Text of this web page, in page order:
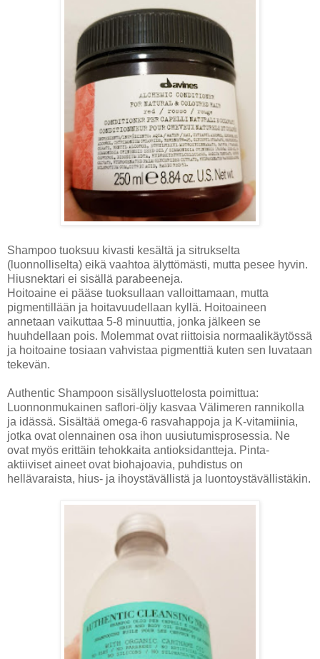
Shampoo tuoksuu kivasti kesältä ja sitrukselta
(luonnolliselta) eikä vaahtoa älyttömästi, mutta pesee hyvin.
Hiusnektari ei sisällä parabeeneja.
Hoitoaine ei pääse tuoksullaan valloittamaan, mutta
pigmentillään ja hoitavuudellaan kyllä. Hoitoaineen
annetaan vaikuttaa 5-8 minuuttia, jonka jälkeen se
huuhdellaan pois. Molemmat ovat riittoisia normaalikäytössä
ja hoitoaine tosiaan vahvistaa pigmenttiä kuten sen luvataan
tekevän.
Authentic Shampoon sisällysluottelosta poimittua:
Luonnonmukainen saflori-öljy kasvaa Välimeren rannikolla
ja idässä. Sisältää omega-6 rasvahappoja ja K-vitamiinia,
jotka ovat olennainen osa ihon uusiutumisprosessia. Ne
ovat myös erittäin tehokkaita antioksidantteja. Pinta-
aktiiviset aineet ovat biohajoavia, puhdistus on
hellävaraista, hius- ja ihoystävällistä ja luontoystävällistäkin.